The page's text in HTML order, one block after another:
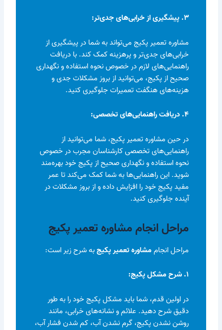
۳. پیشگیری از خرابی‌های جدی‌تر:
مشاوره تعمیر پکیج می‌تواند به شما در پیشگیری از
خرابی‌های جدی‌تر و پرهزینه کمک کند. با دریافت
راهنمایی‌های لازم در خصوص نحوه استفاده و نگهداری
صحیح از پکیج، می‌توانید از بروز مشکلات جدی و
هزینه‌های هنگفت تعمیرات جلوگیری کنید.
۴. دریافت راهنمایی‌های تخصصی:
در حین مشاوره تعمیر پکیج، شما می‌توانید از
راهنمایی‌های تخصصی کارشناسان مجرب در خصوص
نحوه استفاده و نگهداری صحیح از پکیج خود بهره‌مند
شوید. این راهنمایی‌ها به شما کمک می‌کند تا عمر
مفید پکیج خود را افزایش داده و از بروز مشکلات در
آینده جلوگیری کنید.
مراحل انجام مشاوره تعمیر پکیج
مراحل انجاممشاوره تعمیر پکیجبه شرح زیر است:
۱. شرح مشکل پکیج:
در اولین قدم، شما باید مشکل پکیج خود را به طور
دقیق شرح دهید. علائم و نشانه‌های خرابی، مانند
روشن نشدن پکیج، گرم نشدن آب، کم شدن فشار آب،